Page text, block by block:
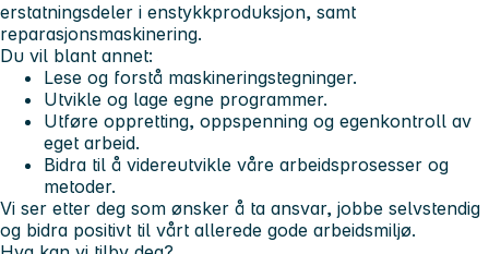
erstatningsdeler i enstykkproduksjon, samt
reparasjonsmaskinering.
Du vil blant annet:
Lese og forstå maskineringstegninger.
Utvikle og lage egne programmer.
Utføre oppretting, oppspenning og egenkontroll av
eget arbeid.
Bidra til å videreutvikle våre arbeidsprosesser og
metoder.
Vi ser etter deg som ønsker å ta ansvar, jobbe selvstendig
og bidra positivt til vårt allerede gode arbeidsmiljø.